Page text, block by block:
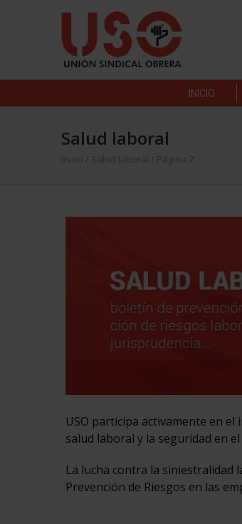
INICIO
Salud laboral
Inicio Salud laboral / Página 7
USO participa activamente en
salud laboral y la seguridad en
La lucha contra la siniestralidad
Prevención de Riesgos en las